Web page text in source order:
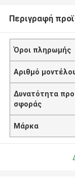
Περιγραφή
Όροι πληρωμής
Αριθμό
Δυνατότητα προ
σφοράς
Μάρκα